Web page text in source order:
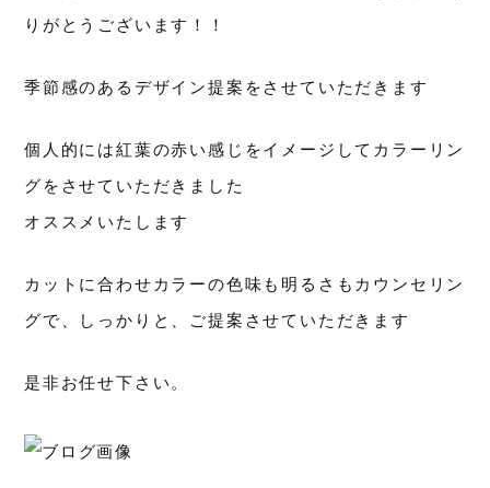
りがとうございます！！
季節感のあるデザイン提案をさせていただきます
個人的には紅葉の赤い感じをイメージしてカラーリン
グをさせていただきました
オススメいたします
カットに合わせカラーの色味も明るさもカウンセリン
グで、しっかりと、ご提案させていただきます
是非お任せ下さい。